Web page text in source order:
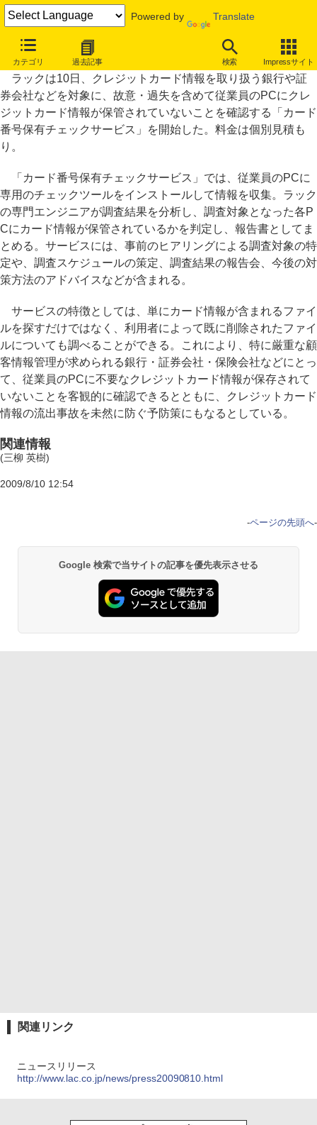
Powered by Translate
カテゴリ 過去記事 検索 Impressサイト
ラック、カード番号がPCに保存されていないかを確認するサービス
ラックは10日、クレジットカード情報を取り扱う銀行や証
券会社などを対象に、故意・過失を含めて従業員のPCにクレ
ジットカード情報が保管されていないことを確認する「カード
番号保有チェックサービス」を開始した。料金は個別見積も
り。
「カード番号保有チェックサービス」では、従業員のPCに
専用のチェックツールをインストールして情報を収集。ラック
の専門エンジニアが調査結果を分析し、調査対象となった各P
Cにカード情報が保管されているかを判定し、報告書としてま
とめる。サービスには、事前のヒアリングによる調査対象の特
定や、調査スケジュールの策定、調査結果の報告会、今後の対
策方法のアドバイスなどが含まれる。
サービスの特徴としては、単にカード情報が含まれるファイ
ルを探すだけではなく、利用者によって既に削除されたファイ
ルについても調べることができる。これにより、特に厳重な顧
客情報管理が求められる銀行・証券会社・保険会社などにとっ
て、従業員のPCに不要なクレジットカード情報が保存されて
いないことを客観的に確認できるとともに、クレジットカード
情報の流出事故を未然に防ぐ予防策にもなるとしている。
関連情報
(三柳 英樹)
2009/8/10 12:54
-ページの先頭へ-
Google 検索で当サイトの記事を優先表示させる
関連リンク
ニュースリリース
http://www.lac.co.jp/news/press20090810.html